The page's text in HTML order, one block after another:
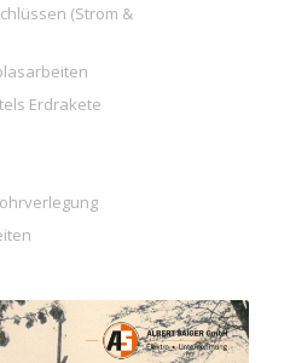
(Strom &
Erdrakete